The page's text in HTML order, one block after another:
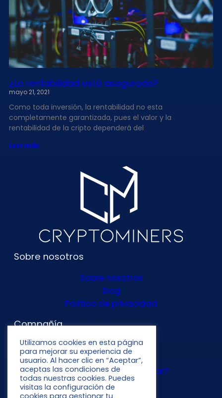
¿La rentabilidad está asegurada?
mayo 21, 2021
Como toda inversión, la rentabilidad no esta
completamente garantizada, pues el valor y la
rentabilidad de la cripto dependerá del
Leer más
Sobre nosotros
Sobre nosotros
Blog
Política de privacidad
Compañía
¿Qué es mining?
¿Cómo funciona?
¿Qué cryptos puedo minar?
Síguenos en nuestras
Utilizamos cookies en esta página
para mejorar su experiencia de
usuario. Al hacer clic en “Aceptar”,
aceptas las condiciones de
todas nuestras cookies. Puedes
visitas la configuración de
cookies para gestionar tu